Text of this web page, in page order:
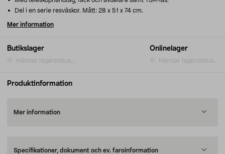
Butikslager
Hämtar lagerstatus...
Onlinelager
Hämtar lagerstatus...
Del i en serie resväskor. Mått: 28 x 51 x 74 cm.
Mer information
Produktinformation
Mer information
Specifikationer, dokument och ev. faroinformation